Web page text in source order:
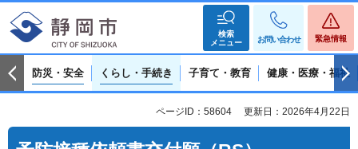
検索
メニュー
お問い合わせ 緊急情報
防災・安全 くらし・手続き 子育て・教育 健康・医療・福祉
ページID：58604 更新日：2026年4月22日